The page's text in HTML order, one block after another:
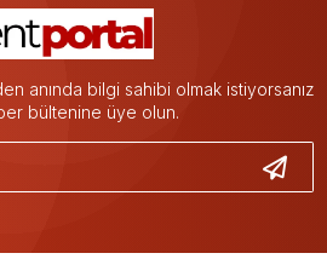
anında bilgi sahibi olmak istiyorsanız
bültenine üye olun.